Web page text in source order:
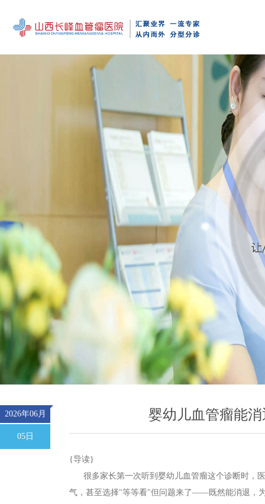
2026年06月
05日
婴幼儿血管瘤能
{导读}
很多家长第一次听到婴幼儿血管瘤这个诊断时，
气，甚至选择"等等看"但问题来了——既然能消退，